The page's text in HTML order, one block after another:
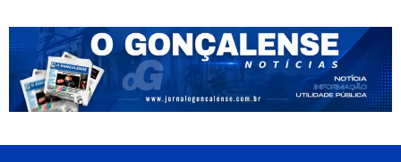
to
content